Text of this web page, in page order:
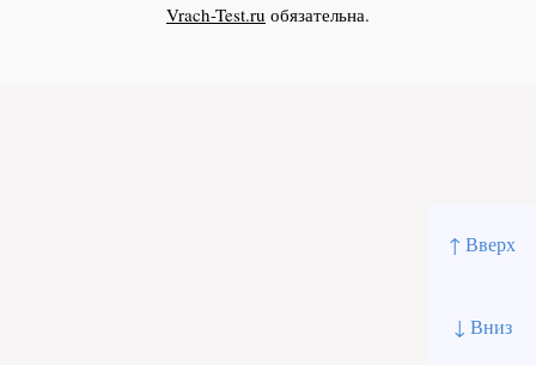
↑ Вверх
↓ Вниз
Vrach-Test.ru обязательна.